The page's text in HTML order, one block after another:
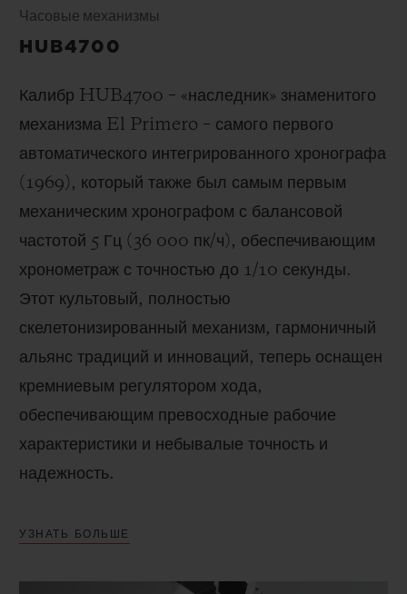
Часовые механизмы
HUB4700
Калибр HUB4700 – «наследник» знаменитого
механизма El Primero – самого первого
автоматического интегрированного хронографа
(1969), который также был самым первым
механическим хронографом с балансовой
частотой 5 Гц ( 36 000 пк/ч), обеспечивающим
хронометраж с точностью до 1/10 секунды.
Этот культовый, полностью
скелетонизированный механизм, гармоничный
альянс традиций и инноваций, теперь оснащен
кремниевым регулятором хода,
обеспечивающим превосходные рабочие
характеристики и небывалые точность и
надежность.
УЗНАТЬ БОЛЬШЕ